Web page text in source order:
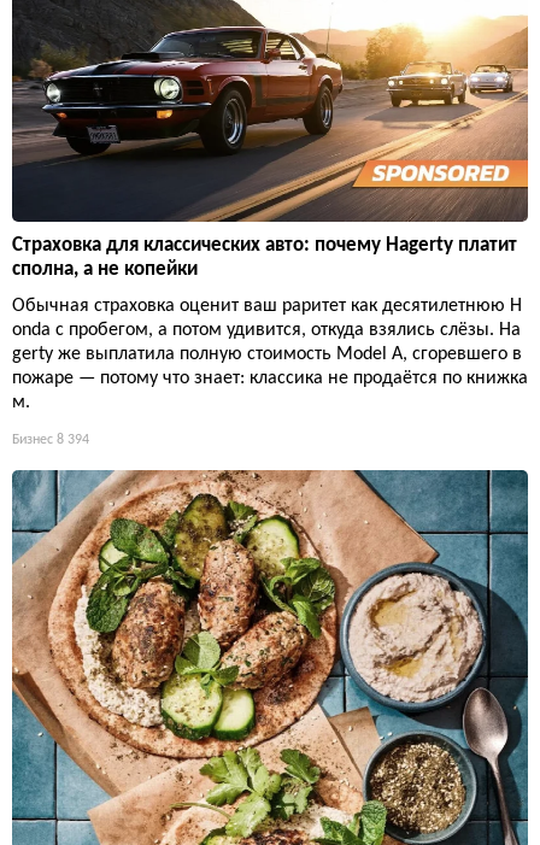
Страховка для классических авто: почему Hagerty платит
сполна, а не копейки
Обычная страховка оценит ваш раритет как десятилетнюю H
onda с пробегом, а потом удивится, откуда взялись слёзы. Ha
gerty же выплатила полную стоимость Model A, сгоревшего в
пожаре — потому что знает: классика не продаётся по книжка
м.
Бизнес 8 394